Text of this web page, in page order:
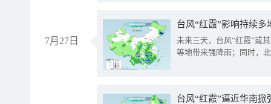
7月27日
台风“红霞”影响持续
未来三天，台风“红霞”或
等地带来强降雨；同时，
台风“红霞”逼近华南